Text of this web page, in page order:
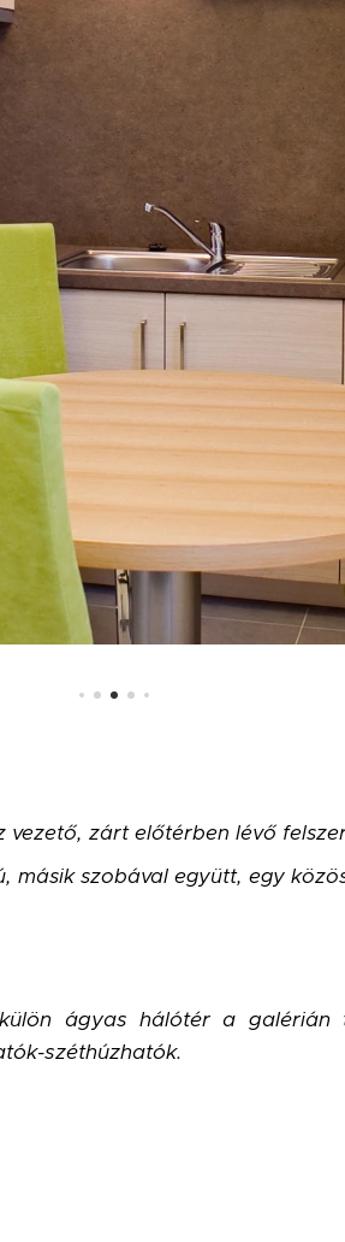
zárt előtérben lévő
szobával együtt, egy
ágyas hálótér a galérián
széthúzhatók.